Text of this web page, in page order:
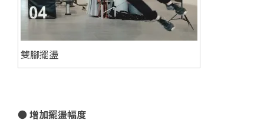
雙腳擺盪
●增加擺盪幅度